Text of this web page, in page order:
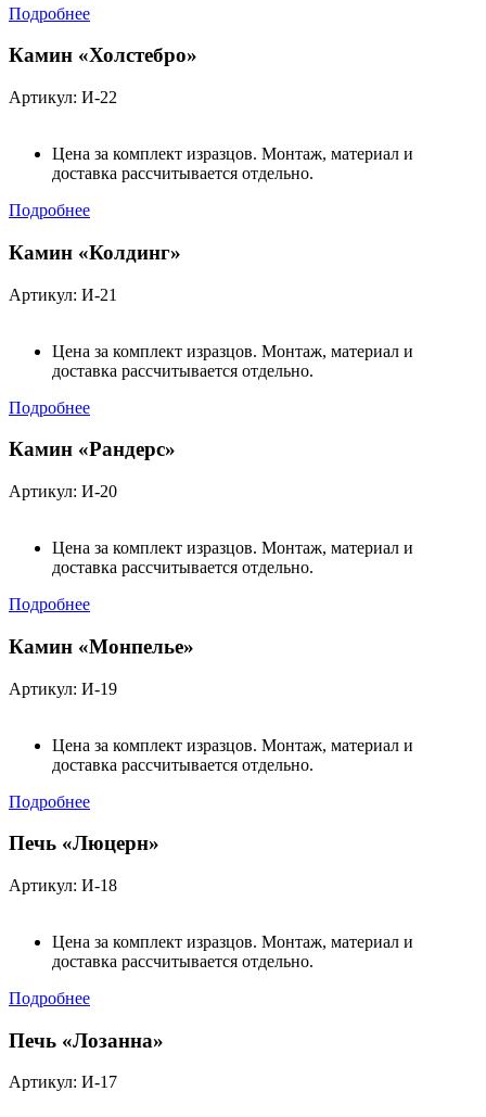
Подробнее
Камин «Холстебро»
Артикул: И-22
Цена за комплект изразцов. Монтаж, материал и
доставка рассчитывается отдельно.
Подробнее
Камин «Колдинг»
Артикул: И-21
Цена за комплект изразцов. Монтаж, материал и
доставка рассчитывается отдельно.
Подробнее
Камин «Рандерс»
Артикул: И-20
Цена за комплект изразцов. Монтаж, материал и
доставка рассчитывается отдельно.
Подробнее
Камин «Монпелье»
Артикул: И-19
Цена за комплект изразцов. Монтаж, материал и
доставка рассчитывается отдельно.
Подробнее
Печь «Люцерн»
Артикул: И-18
Цена за комплект изразцов. Монтаж, материал и
доставка рассчитывается отдельно.
Подробнее
Печь «Лозанна»
Артикул: И-17